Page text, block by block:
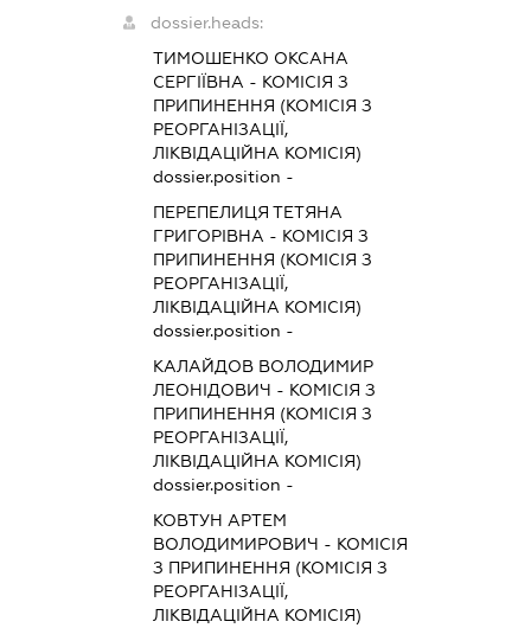
dossier.heads:
ТИМОШЕНКО ОКСАНА
СЕРГІЇВНА - КОМІСІЯ З
ПРИПИНЕННЯ (КОМІСІЯ З
РЕОРГАНІЗАЦІЇ,
ЛІКВІДАЦІЙНА КОМІСІЯ)
dossier.position -
ПЕРЕПЕЛИЦЯ ТЕТЯНА
ГРИГОРІВНА - КОМІСІЯ З
ПРИПИНЕННЯ (КОМІСІЯ З
РЕОРГАНІЗАЦІЇ,
ЛІКВІДАЦІЙНА КОМІСІЯ)
dossier.position -
КАЛАЙДОВ ВОЛОДИМИР
ЛЕОНІДОВИЧ - КОМІСІЯ З
ПРИПИНЕННЯ (КОМІСІЯ З
РЕОРГАНІЗАЦІЇ,
ЛІКВІДАЦІЙНА КОМІСІЯ)
dossier.position -
КОВТУН АРТЕМ
ВОЛОДИМИРОВИЧ - КОМІСІЯ
З ПРИПИНЕННЯ (КОМІСІЯ З
РЕОРГАНІЗАЦІЇ,
ЛІКВІДАЦІЙНА КОМІСІЯ)